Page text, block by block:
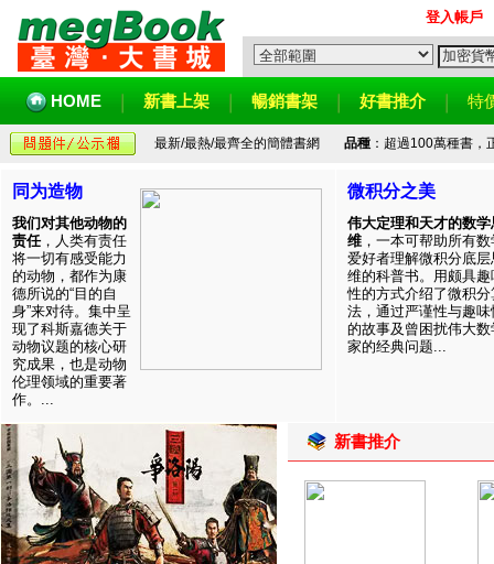
登入帳戶
HOME 新書上架 暢銷書架 好書推介 特
最新/最熱/最齊全的簡體書網 品種：超過100萬種書，
同为造物
我们对其他动物的
责任，人类有责任
将一切有感受能力
的动物，都作为康
德所说的“目的自
身”来对待。集中呈
现了科斯嘉德关于
动物议题的核心研
究成果，也是动物
伦理领域的重要著
作。...
微积分之美
伟大定理和天才的数学
维 ，一本可帮助所有数
爱好者理解微积分底层
维的科普书。用颇具趣
性的方式介绍了微积分
法，通过严谨性与趣味
的故事及曾困扰伟大数
家的经典问题...
新書推介